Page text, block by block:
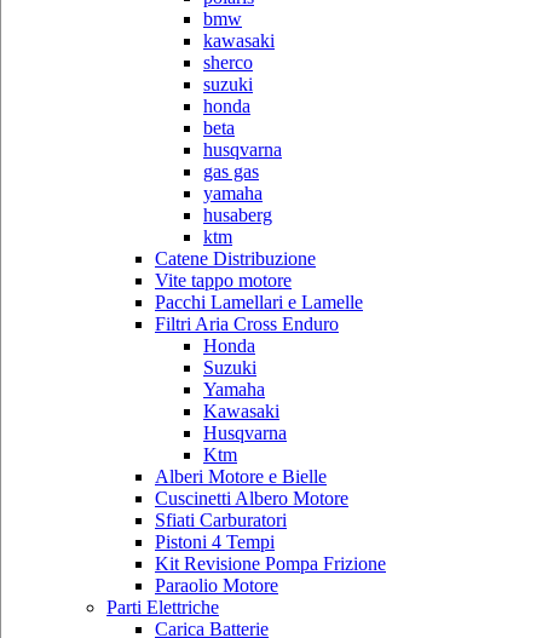
bmw
kawasaki
sherco
suzuki
honda
beta
husqvarna
gas gas
yamaha
husaberg
ktm
Catene Distribuzione
Vite tappo motore
Pacchi Lamellari e Lamelle
Filtri Aria Cross Enduro
Honda
Suzuki
Yamaha
Kawasaki
Husqvarna
Ktm
Alberi Motore e Bielle
Cuscinetti Albero Motore
Sfiati Carburatori
Pistoni 4 Tempi
Kit Revisione Pompa Frizione
Paraolio Motore
Parti Elettriche
Carica Batterie